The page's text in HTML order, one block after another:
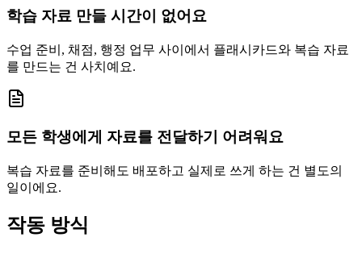
학습 자료 만들 시간이 없어요
수업 준비, 채점, 행정 업무 사이에서 플래시카드와 복습 자료
를 만드는 건 사치예요.
모든 학생에게 자료를 전달하기 어려워요
복습 자료를 준비해도 배포하고 실제로 쓰게 하는 건 별도의
일이에요.
작동 방식